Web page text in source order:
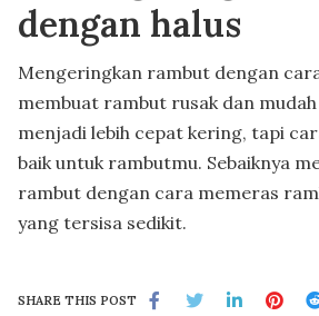
dengan halus
Mengeringkan rambut dengan
membuat rambut rusak dan mudah
menjadi lebih cepat kering, tapi
baik untuk rambutmu. Sebaiknya
rambut dengan cara memeras
yang tersisa sedikit.
SHARE THIS POST